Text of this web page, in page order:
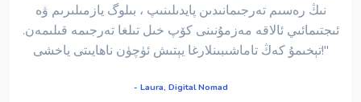
نىڭ رەسىم تەرجىمانىدىن پايدىلىنىپ ، بىلوگ يازمىلىرىم ۋە
ئىجتىمائىي ئالاقە مەزمۇنىنى كۆپ خىل تىلغا تەرجىمە قىلىمەن.
تېخىمۇ كەڭ تاماشىبىنلارغا يېتىش ئۈچۈن ناھايىتى ياخشى!"
- Laura, Digital Nomad